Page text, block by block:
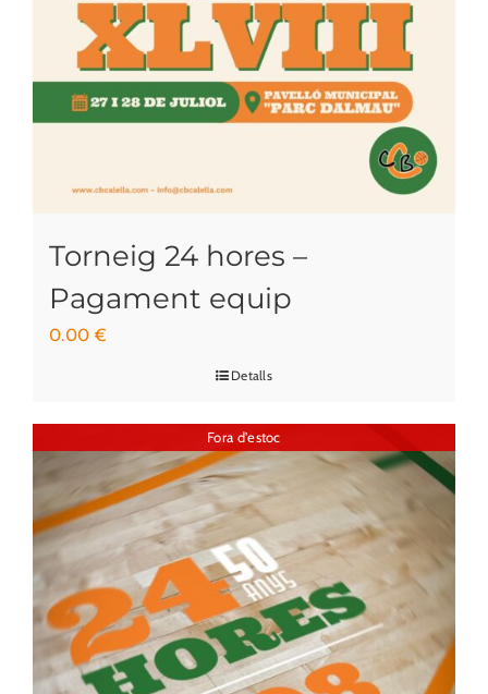
Torneig 24 hores –
Pagament equip
0.00€
Detalls
Fora d'estoc